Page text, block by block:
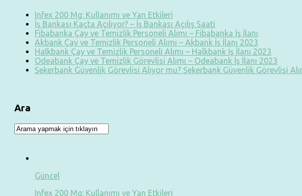
Infex 200 Mg: Kullanımı ve Yan Etkileri
İş Bankası Kaçta Açılıyor? – İş Bankası Açılış Saati
Fibabanka Çay ve Temizlik Personeli Alımı – Fibabanka İş İlanı
Akbank Çay ve Temizlik Personeli Alımı – Akbank İş İlanı 2023
Halkbank Çay ve Temizlik Personeli Alımı – Halkbank İş İlanı 2023
Odeabank Çay ve Temizlik Görevlisi Alımı – Odeabank İş İlanı 2023
Şekerbank Güvenlik Görevlisi Alıyor mu? Şekerbank Güvenlik Görevlisi
Ara
Güncel
Infex 200 Mg: Kullanımı ve Yan Etkileri